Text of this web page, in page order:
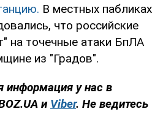
В местных пабликах
что российские
на точечные атаки БпЛА
из "Градов".
информация у нас в
и Viber. Не ведитесь